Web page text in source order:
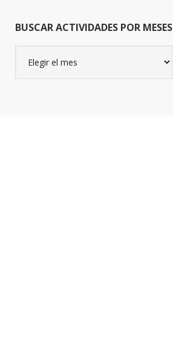
BUSCAR ACTIVIDADES POR MESES
actividades
por